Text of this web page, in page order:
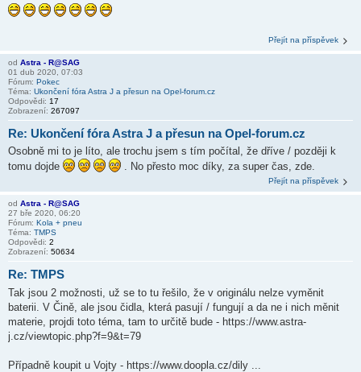
Přejít na příspěvek
od Astra - R@SAG
01 dub 2020, 07:03
Fórum: Pokec
Téma: Ukončení fóra Astra J a přesun na Opel-forum.cz
Odpovědi: 17
Zobrazení: 267097
Re: Ukončení fóra Astra J a přesun na Opel-forum.cz
Osobně mi to je líto, ale trochu jsem s tím počítal, že dříve / později k
tomu dojde
. No přesto moc díky, za super čas, zde.
Přejít na příspěvek
od Astra - R@SAG
27 bře 2020, 06:20
Fórum: Kola + pneu
Téma: TMPS
Odpovědi: 2
Zobrazení: 50634
Re: TMPS
Tak jsou 2 možnosti, už se to tu řešilo, že v originálu nelze vyměnit
baterii. V Čině, ale jsou čidla, která pasují / fungují a da ne i nich měnit
materie, projdi toto téma, tam to určitě bude - https://www.astra-
j.cz/viewtopic.php?f=9&t=79
Případně koupit u Vojty - https://www.doopla.cz/dily ...